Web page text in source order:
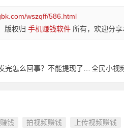
wszqff/586.html
版权归 手机赚钱软件 所有，欢迎分享
钱 拍视频赚钱 上传视频赚钱